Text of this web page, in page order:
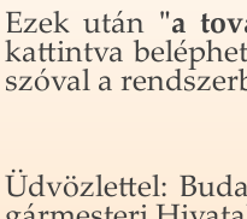
Ezek után "a
kat­tint­va
szó­val a
Üd­vöz­let­tel: